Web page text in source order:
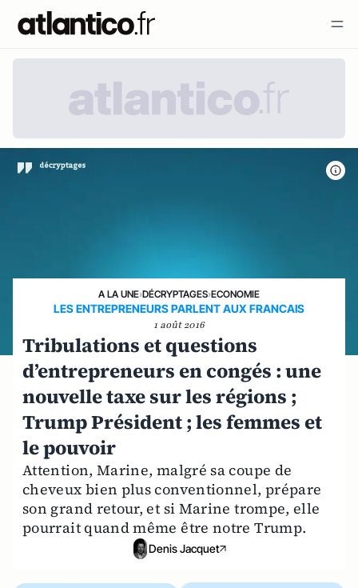
A LA UNE›DÉCRYPTAGES›ECONOMIE
LES ENTREPRENEURS PARLENT AUX FRANCAIS
1 août 2016
Tribulations et questions
d’entrepreneurs en congés : une
nouvelle taxe sur les régions ;
Trump Président ; les femmes et
le pouvoir
Attention, Marine, malgré sa coupe de
cheveux bien plus conventionnel, prépare
son grand retour, et si Marine trompe, elle
pourrait quand même être notre Trump.
Denis Jacquet